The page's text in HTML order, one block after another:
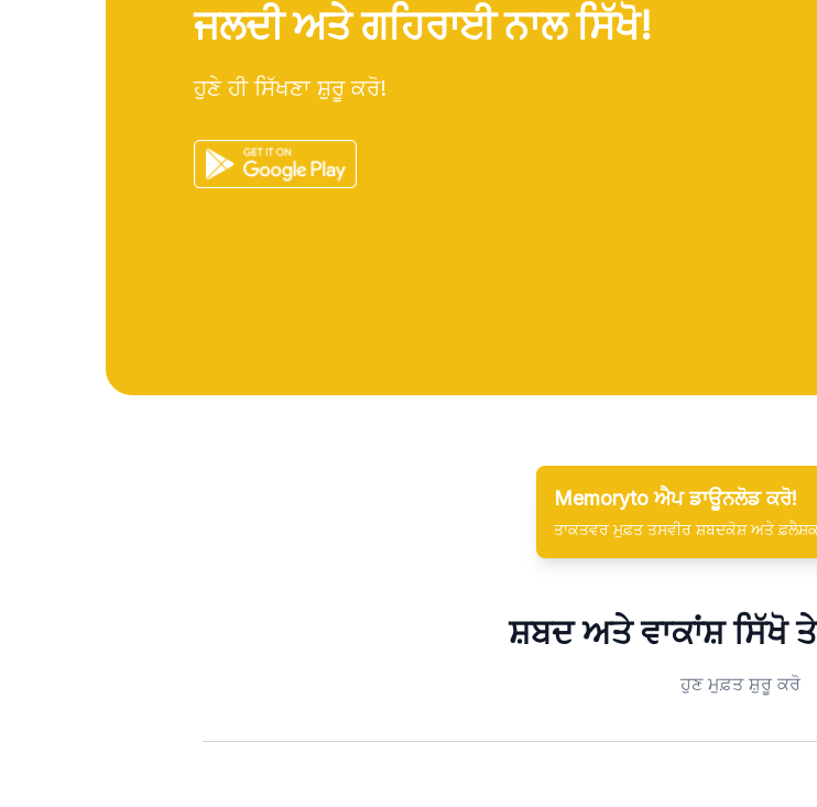
ਜਲਦੀ ਅਤੇ ਗਹਿਰਾਈ ਨਾਲ ਸਿੱਖੋ!
ਹੁਣੇ ਹੀ ਸਿੱਖਣਾ ਸ਼ੁਰੂ ਕਰੋ!
Memoryto ਐਪ ਡਾਊਨਲੋਡ ਕਰੋ!
ਤਾਕਤਵਰ ਮੁਫ਼ਤ ਤਸਵੀਰ ਸ਼ਬਦਕੋਸ਼ ਅਤੇ
ਸ਼ਬਦ ਅਤੇ ਵਾਕਾਂਸ਼ ਸਿੱਖੋ
ਹੁਣ ਮੁਫ਼ਤ ਸ਼ੁਰੂ ਕਰੋ